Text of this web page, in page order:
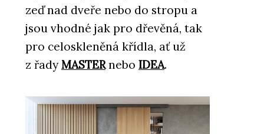
zeď nad dveře nebo do stropu a
jsou vhodné jak pro dřevěná, tak
pro celoskleněná křídla, ať už
z řady MASTERnebo IDEA.